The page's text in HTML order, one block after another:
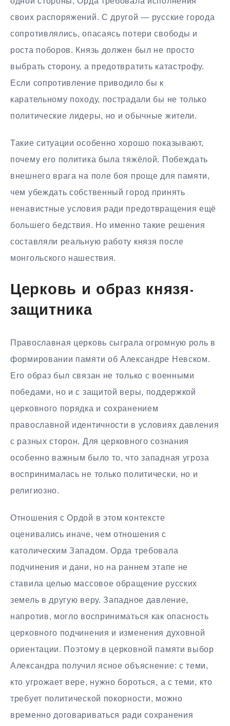
своих распоряжений. С другой — русские города
сопротивлялись, опасаясь потери свободы и
роста поборов. Князь должен был не просто
выбрать сторону, а предотвратить катастрофу.
Если сопротивление приводило бы к
карательному походу, пострадали бы не только
политические лидеры, но и обычные жители.
Такие ситуации особенно хорошо показывают,
почему его политика была тяжёлой. Побеждать
внешнего врага на поле боя проще для памяти,
чем убеждать собственный город принять
ненавистные условия ради предотвращения ещё
большего бедствия. Но именно такие решения
составляли реальную работу князя после
монгольского нашествия.
Церковь и образ князя-
защитника
Православная церковь сыграла огромную роль в
формировании памяти об Александре Невском.
Его образ был связан не только с военными
победами, но и с защитой веры, поддержкой
церковного порядка и сохранением
православной идентичности в условиях давления
с разных сторон. Для церковного сознания
особенно важным было то, что западная угроза
воспринималась не только политически, но и
религиозно.
Отношения с Ордой в этом контексте
оценивались иначе, чем отношения с
католическим Западом. Орда требовала
подчинения и дани, но на раннем этапе не
ставила целью массовое обращение русских
земель в другую веру. Западное давление,
напротив, могло восприниматься как опасность
церковного подчинения и изменения духовной
ориентации. Поэтому в церковной памяти выбор
Александра получил ясное объяснение: с теми,
кто угрожает вере, нужно бороться, а с теми, кто
требует политической покорности, можно
временно договариваться ради сохранения